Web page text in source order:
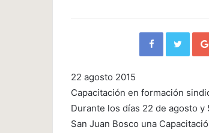
Facebook
22 agosto 2015
Capacitación en formación
Durante los días 22 de agosto
San Juan Bosco una